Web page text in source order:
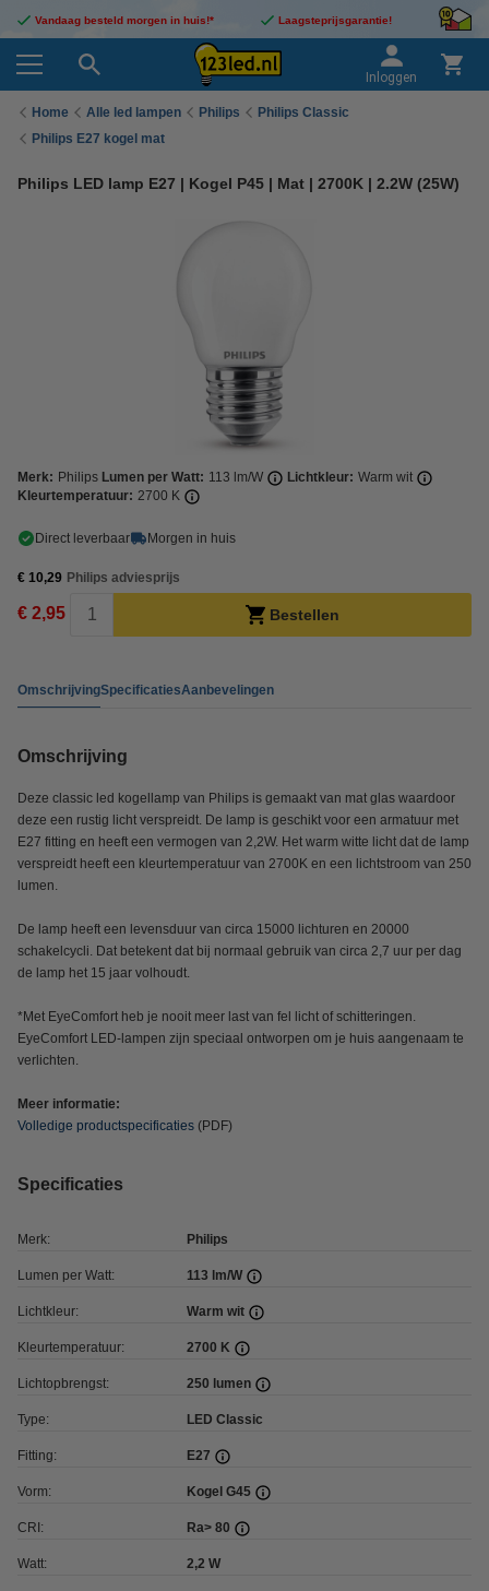
Vandaag besteld morgen in huis!* Laagsteprijsgarantie!
Inloggen
Home Alle led lampen Philips
Philips Classic
Philips E27 kogel mat
Philips LED lamp E27 | Kogel P45 | Mat | 2700K | 2.2W (25W)
Merk: Philips Lumen per Watt: 113 lm/W Lichtkleur: Warm wit
Kleurtemperatuur: 2700 K
Direct leverbaar Morgen in huis
€ 10,29 Philips adviesprijs
€ 2,95 Bestellen
OmschrijvingSpecificatiesAanbevelingen
Omschrijving
Deze classic led kogellamp van Philips is gemaakt van mat glas waardoor
deze een rustig licht verspreidt. De lamp is geschikt voor een armatuur met
E27 fitting en heeft een vermogen van 2,2W. Het warm witte licht dat de lamp
verspreidt heeft een kleurtemperatuur van 2700K en een lichtstroom van 250
lumen.
De lamp heeft een levensduur van circa 15000 lichturen en 20000
schakelcycli. Dat betekent dat bij normaal gebruik van circa 2,7 uur per dag
de lamp het 15 jaar volhoudt.
*Met EyeComfort heb je nooit meer last van fel licht of schitteringen.
EyeComfort LED-lampen zijn speciaal ontworpen om je huis aangenaam te
verlichten.
Meer informatie:
Volledige productspecificaties (PDF)
Specificaties
Merk: Philips
Lumen per Watt: 113 lm/W
Lichtkleur: Warm wit
Kleurtemperatuur: 2700 K
Lichtopbrengst: 250 lumen
Type: LED Classic
Fitting: E27
Vorm: Kogel G45
CRI: Ra> 80
Watt: 2,2 W